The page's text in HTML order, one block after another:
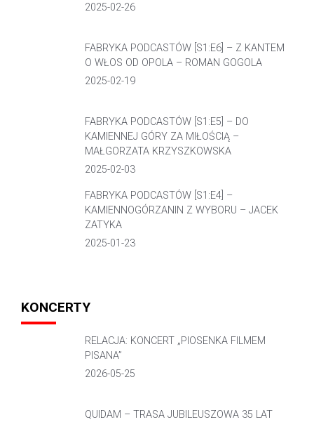
2025-02-26
FABRYKA PODCASTÓW [S1:E6] – Z KANTEM
O WŁOS OD OPOLA – ROMAN GOGOLA
2025-02-19
FABRYKA PODCASTÓW [S1:E5] – DO
KAMIENNEJ GÓRY ZA MIŁOŚCIĄ –
MAŁGORZATA KRZYSZKOWSKA
2025-02-03
FABRYKA PODCASTÓW [S1:E4] –
KAMIENNOGÓRZANIN Z WYBORU – JACEK
ZATYKA
2025-01-23
KONCERTY
RELACJA: KONCERT „PIOSENKA FILMEM
PISANA”
2026-05-25
QUIDAM – TRASA JUBILEUSZOWA 35 LAT